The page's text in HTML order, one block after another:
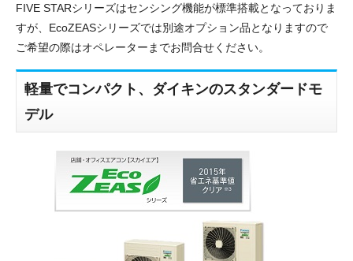
FIVE STARシリーズはセンシング機能が標準搭載となっておりま
すが、EcoZEASシリーズでは別途オプション品となりますので
ご希望の際はオペレーターまでお問合せください。
軽量でコンパクト、ダイキンのスタンダードモ
デル